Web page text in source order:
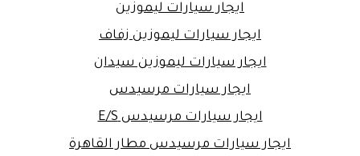
ايجار سيارات ليموزين
ايجار سيارات ليموزين زفاف
ايجار سيارات ليموزين سيدان
ايجار سيارات مرسيدس
ايجار سيارات مرسيدس E/S
ايجار سيارات مرسيدس مطار القاهرة